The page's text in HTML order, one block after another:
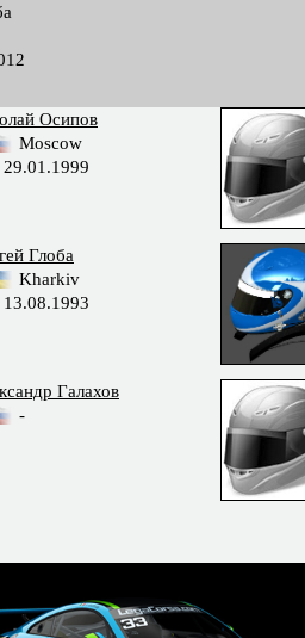
Осипов
Moscow
29.01.1999
Глоба
Kharkiv
13.08.1993
Галахов
-